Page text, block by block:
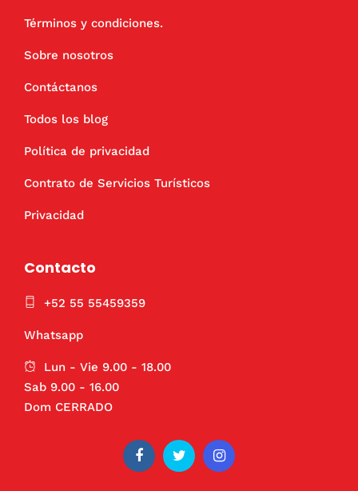
Términos y condiciones.
Sobre nosotros
Contáctanos
Todos los blog
Política de privacidad
Contrato de Servicios Turísticos
Privacidad
Contacto
+52 55 55459359
Whatsapp
Lun - Vie 9.00 - 18.00
Sab 9.00 - 16.00
Dom CERRADO